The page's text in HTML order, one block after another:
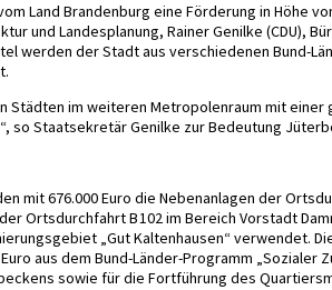
Land Brandenburg eine Förderung in Höhe
und Landesplanung, Rainer Genilke (CDU),
werden der Stadt aus verschiedenen Bund-
Städten im weiteren Metropolenraum mit
so Staatsekretär Genilke zur Bedeutung
mit 676.000 Euro die Nebenanlagen der
Ortsdurchfahrt B 102 im Bereich Vorstadt
„Gut Kaltenhausen“ verwendet.
aus dem Bund-Länder-Programm
sowie für die Fortführung des